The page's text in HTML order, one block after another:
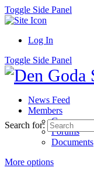
Toggle Side Panel
Log In
Toggle Side Panel
News Feed
Members
Groups
Forums
Documents
More options
Search for: